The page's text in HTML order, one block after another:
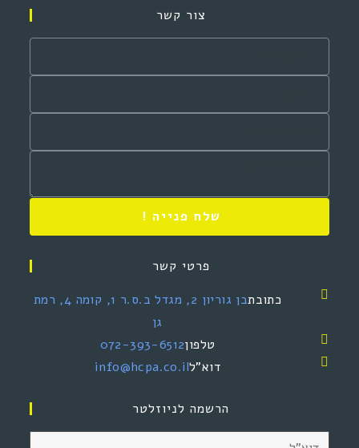
צור קשר
שלח פנייה !
פרטי קשר
כתובת
בן גוריון 2, מגדל ב.ס.ר 1, קומה 4, רמת
גן
טלפון072-393-6512
דוא"לinfo@hcpa.co.il
הרשמה לניוזלטר